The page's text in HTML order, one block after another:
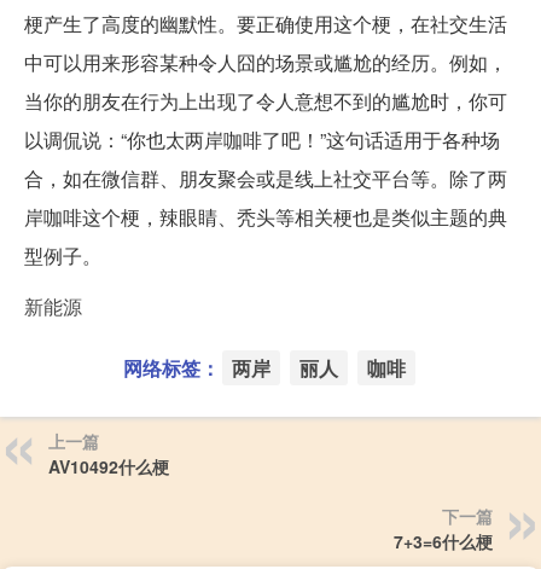
梗产生了高度的幽默性。要正确使用这个梗，在社交生活
中可以用来形容某种令人囧的场景或尴尬的经历。例如，
当你的朋友在行为上出现了令人意想不到的尴尬时，你可
以调侃说：“你也太两岸咖啡了吧！”这句话适用于各种场
合，如在微信群、朋友聚会或是线上社交平台等。除了两
岸咖啡这个梗，辣眼睛、秃头等相关梗也是类似主题的典
型例子。
新能源
网络标签： 两岸 丽人 咖啡
上一篇
AV10492什么梗
下一篇
7+3=6什么梗